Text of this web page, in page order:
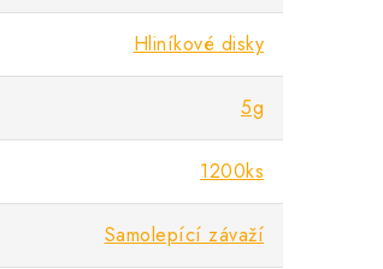
Hliníkové disky
5g
1200ks
Samolepící závaží